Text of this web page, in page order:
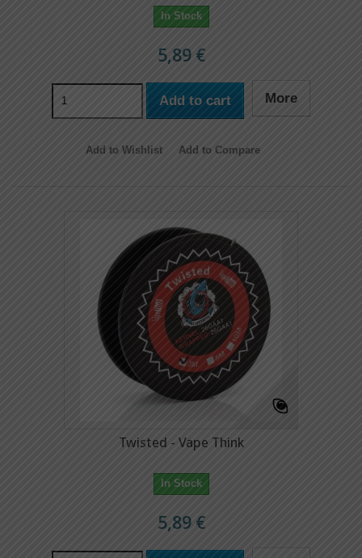
In Stock
5,89 €
Add to cart More
Add to Wishlist Add to Compare
Twisted - Vape Think
In Stock
5,89 €